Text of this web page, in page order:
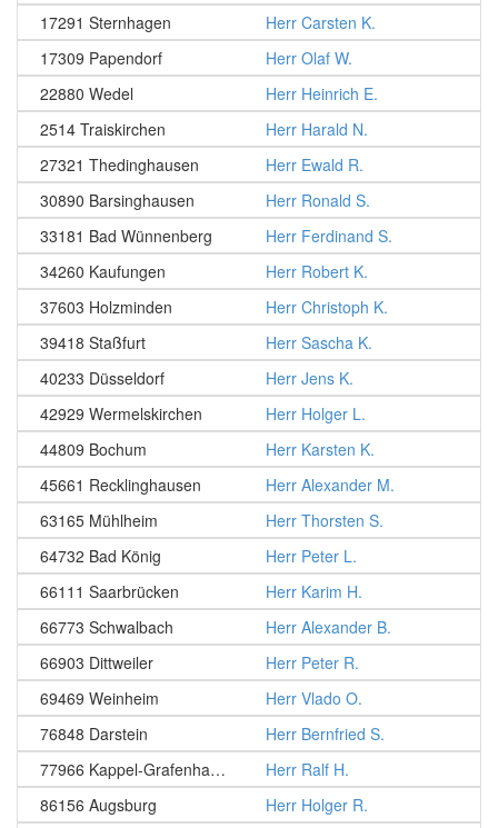
17291 Sternhagen
Herr Carsten K.
17309 Papendorf
Herr Olaf W.
22880 Wedel
Herr Heinrich E.
2514 Traiskirchen
Herr Harald N.
27321 Thedinghausen
Herr Ewald R.
30890 Barsinghausen
Herr Ronald S.
33181 Bad Wünnenberg
Herr Ferdinand S.
34260 Kaufungen
Herr Robert K.
37603 Holzminden
Herr Christoph K.
39418 Staßfurt
Herr Sascha K.
40233 Düsseldorf
Herr Jens K.
42929 Wermelskirchen
Herr Holger L.
44809 Bochum
Herr Karsten K.
45661 Recklinghausen
Herr Alexander M.
63165 Mühlheim
Herr Thorsten S.
64732 Bad König
Herr Peter L.
66111 Saarbrücken
Herr Karim H.
66773 Schwalbach
Herr Alexander B.
66903 Dittweiler
Herr Peter R.
69469 Weinheim
Herr Vlado O.
76848 Darstein
Herr Bernfried S.
77966 Kappel-Grafenhausen
Herr Ralf H.
86156 Augsburg
Herr Holger R.